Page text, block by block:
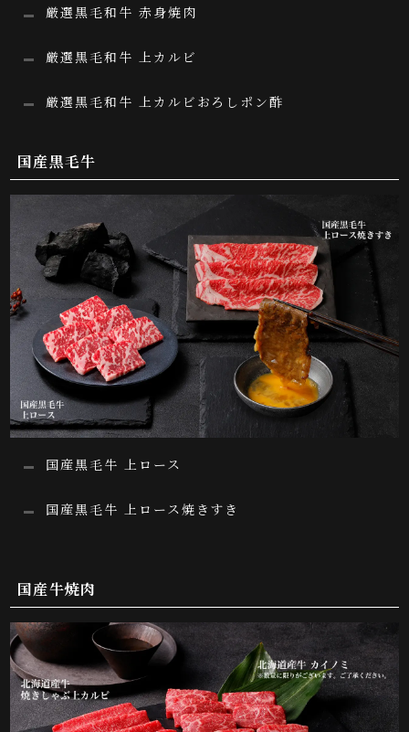
厳選黒毛和牛 赤身焼肉
厳選黒毛和牛 上カルビ
厳選黒毛和牛 上カルビおろしポン酢
国産黒毛牛
国産黒毛牛 上ロース
国産黒毛牛 上ロース焼きすき
国産牛焼肉